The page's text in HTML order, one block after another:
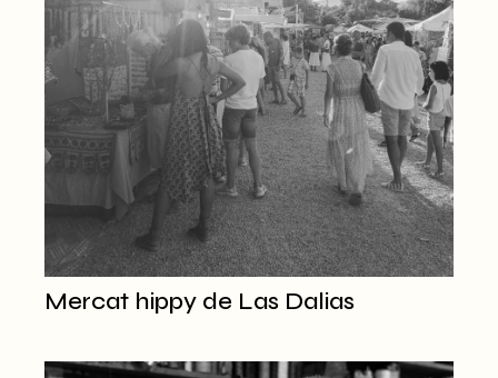
Mercat hippy de Las Dalias